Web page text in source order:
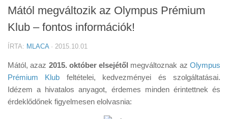
Cikkek
Tudástár
Tanácsok
Mától megváltozik az Olympus Prémium
Klub – fontos információk!
ÍRTA: MLACA· 2015.10.01
Mától, azaz 2015. október elsejétől megváltoznak azOlympus
Prémium Klub feltételei, kedvezményei és szolgáltatásai.
Idézem a hivatalos anyagot, érdemes minden érintettnek és
érdeklődőnek figyelmesen elolvasnia: